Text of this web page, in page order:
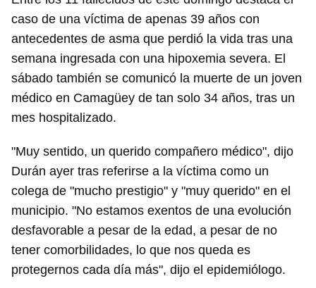
caso de una víctima de apenas 39 años con
antecedentes de asma que perdió la vida tras una
semana ingresada con una hipoxemia severa. El
sábado también se comunicó la muerte de un joven
médico en Camagüey de tan solo 34 años, tras un
mes hospitalizado.
"Muy sentido, un querido compañero médico", dijo
Durán ayer tras referirse a la víctima como un
colega de "mucho prestigio" y "muy querido" en el
municipio. "No estamos exentos de una evolución
desfavorable a pesar de la edad, a pesar de no
tener comorbilidades, lo que nos queda es
protegernos cada día más", dijo el epidemiólogo.